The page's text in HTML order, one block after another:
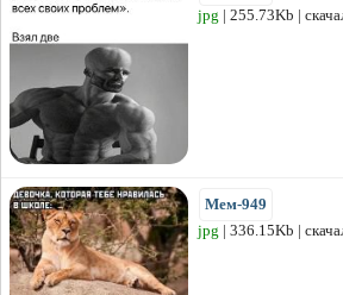
jpg | 255.73Kb |
Мем-949
jpg | 336.15Kb |